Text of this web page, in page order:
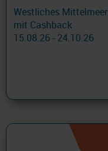
Westliches
mit Cashback
15.08.26 - 24.10.26